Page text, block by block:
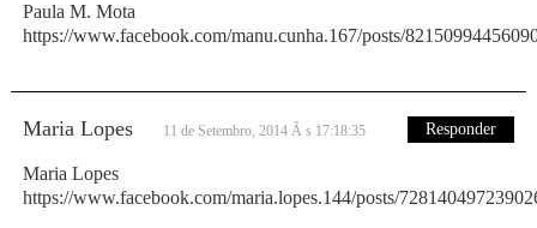
Paula M. Mota
https://www.facebook.com/manu.cunha.167/posts/
Maria Lopes 11 de Setembro, 2014 Ã s 17:18:35 Responder
Maria Lopes
https://www.facebook.com/maria.lopes.144/posts/